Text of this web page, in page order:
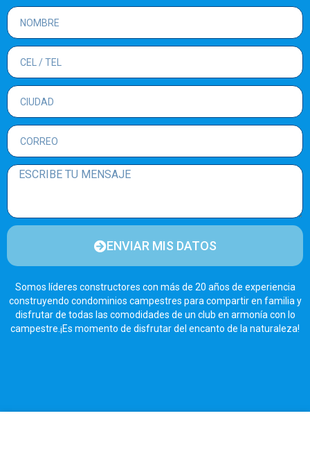
ENVIAR MIS DATOS
Somos líderes constructores con más de 20 años de experiencia
construyendo condominios campestres para compartir en familia y
disfrutar de todas las comodidades de un club en armonía con lo
campestre.¡Es momento de disfrutar del encanto de la naturaleza!